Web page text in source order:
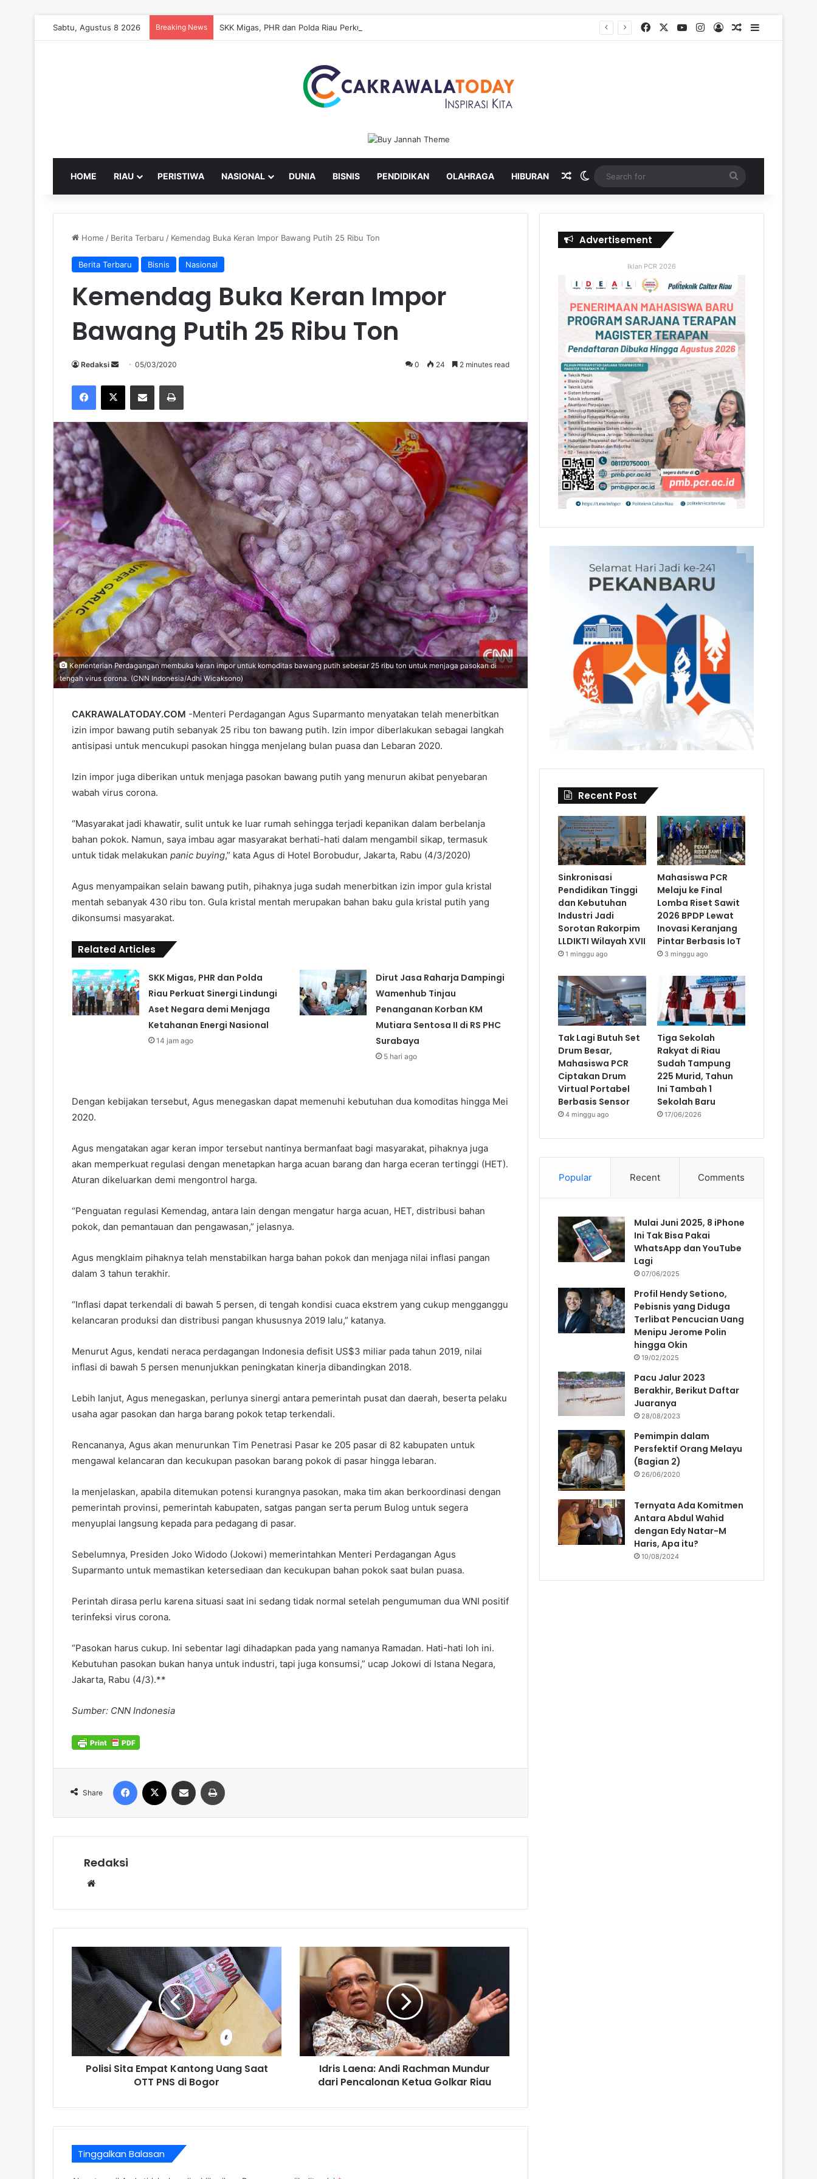
Sabtu, Agustus 8 2026 Breaking News FacebookYouTubeInstagram
Log InRandom Article
Sidebar
HOME RIAU PERISTIWA NASIONAL DUNIA BISNIS PENDIDIKAN OLAHRAGA HIBURAN Random Article
Switch skin
for
Home / Berita Terbaru / Kemendag Buka Keran Impor Bawang Putih 25 Ribu Ton
Berita Terbaru Bisnis Nasional
Kemendag Buka Keran Impor
Bawang Putih 25 Ribu Ton
Redaksi
Send05/03/2020 0 24 2 minutes read
Facebook
X Share via Email Print
Kementerian Perdagangan membuka keran impor untuk komoditas bawang putih sebesar 25 ribu ton untuk menjaga pasokan di
tengah virus corona. (CNN Indonesia/Adhi Wicaksono)
CAKRAWALATODAY.COM -Menteri Perdagangan Agus Suparmanto menyatakan telah menerbitkan
izin impor bawang putih sebanyak 25 ribu ton bawang putih. Izin impor diberlakukan sebagai langkah
antisipasi untuk mencukupi pasokan hingga menjelang bulan puasa dan Lebaran 2020.
Izin impor juga diberikan untuk menjaga pasokan bawang putih yang menurun akibat penyebaran
wabah virus corona.
“Masyarakat jadi khawatir, sulit untuk ke luar rumah sehingga terjadi kepanikan dalam berbelanja
bahan pokok. Namun, saya imbau agar masyarakat berhati-hati dalam mengambil sikap, termasuk
untuk tidak melakukan panic buying,” kata Agus di Hotel Borobudur, Jakarta, Rabu (4/3/2020)
Agus menyampaikan selain bawang putih, pihaknya juga sudah menerbitkan izin impor gula kristal
mentah sebanyak 430 ribu ton. Gula kristal mentah merupakan bahan baku gula kristal putih yang
dikonsumsi masyarakat.
Related Articles
SKK Migas, PHR dan Polda
Riau Perkuat Sinergi Lindungi
Aset Negara demi Menjaga
Ketahanan Energi Nasional
14 jam ago
Dirut Jasa Raharja Dampingi
Wamenhub Tinjau
Penanganan Korban KM
Mutiara Sentosa II di RS PHC
Surabaya
5 hari ago
Dengan kebijakan tersebut, Agus menegaskan dapat memenuhi kebutuhan dua komoditas hingga Mei
2020.
Agus mengatakan agar keran impor tersebut nantinya bermanfaat bagi masyarakat, pihaknya juga
akan memperkuat regulasi dengan menetapkan harga acuan barang dan harga eceran tertinggi (HET).
Aturan dikeluarkan demi mengontrol harga.
“Penguatan regulasi Kemendag, antara lain dengan mengatur harga acuan, HET, distribusi bahan
pokok, dan pemantauan dan pengawasan,” jelasnya.
Agus mengklaim pihaknya telah menstabilkan harga bahan pokok dan menjaga nilai inflasi pangan
dalam 3 tahun terakhir.
“Inflasi dapat terkendali di bawah 5 persen, di tengah kondisi cuaca ekstrem yang cukup mengganggu
kelancaran produksi dan distribusi pangan khususnya 2019 lalu,” katanya.
Menurut Agus, kendati neraca perdagangan Indonesia defisit US$3 miliar pada tahun 2019, nilai
inflasi di bawah 5 persen menunjukkan peningkatan kinerja dibandingkan 2018.
Lebih lanjut, Agus menegaskan, perlunya sinergi antara pemerintah pusat dan daerah, beserta pelaku
usaha agar pasokan dan harga barang pokok tetap terkendali.
Rencananya, Agus akan menurunkan Tim Penetrasi Pasar ke 205 pasar di 82 kabupaten untuk
mengawal kelancaran dan kecukupan pasokan barang pokok di pasar hingga lebaran.
Ia menjelaskan, apabila ditemukan potensi kurangnya pasokan, maka tim akan berkoordinasi dengan
pemerintah provinsi, pemerintah kabupaten, satgas pangan serta perum Bulog untuk segera
menyuplai langsung kepada para pedagang di pasar.
Sebelumnya, Presiden Joko Widodo (Jokowi) memerintahkan Menteri Perdagangan Agus
Suparmanto untuk memastikan ketersediaan dan kecukupan bahan pokok saat bulan puasa.
Perintah dirasa perlu karena situasi saat ini sedang tidak normal setelah pengumuman dua WNI positif
terinfeksi virus corona.
“Pasokan harus cukup. Ini sebentar lagi dihadapkan pada yang namanya Ramadan. Hati-hati loh ini.
Kebutuhan pasokan bukan hanya untuk industri, tapi juga konsumsi,” ucap Jokowi di Istana Negara,
Jakarta, Rabu (4/3).**
Sumber: CNN Indonesia
Share
Facebook Share via Email
Redaksi
Polisi Sita Empat Kantong Uang Saat
OTT PNS di Bogor
Idris Laena: Andi Rachman Mundur
dari Pencalonan Ketua Golkar Riau
Tinggalkan Balasan
Advertisement
Iklan PCR 2026
Recent Post
Sinkronisasi
Pendidikan Tinggi
dan Kebutuhan
Industri Jadi
Sorotan Rakorpim
LLDIKTI Wilayah XVII
1 minggu ago
Mahasiswa PCR
Melaju ke Final
Lomba Riset Sawit
2026 BPDP Lewat
Inovasi Keranjang
Pintar Berbasis IoT
3 minggu ago
Tak Lagi Butuh Set
Drum Besar,
Mahasiswa PCR
Ciptakan Drum
Virtual Portabel
Berbasis Sensor
4 minggu ago
Tiga Sekolah
Rakyat di Riau
Sudah Tampung
225 Murid, Tahun
Ini Tambah 1
Sekolah Baru
17/06/2026
Popular Recent Comments
Mulai Juni 2025, 8 iPhone
Ini Tak Bisa Pakai
WhatsApp dan YouTube
Lagi
07/06/2025
Profil Hendy Setiono,
Pebisnis yang Diduga
Terlibat Pencucian Uang
Menipu Jerome Polin
hingga Okin
19/02/2025
Pacu Jalur 2023
Berakhir, Berikut Daftar
Juaranya
28/08/2023
Pemimpin dalam
Persfektif Orang Melayu
(Bagian 2)
26/06/2020
Ternyata Ada Komitmen
Antara Abdul Wahid
dengan Edy Natar-M
Haris, Apa itu?
10/08/2024